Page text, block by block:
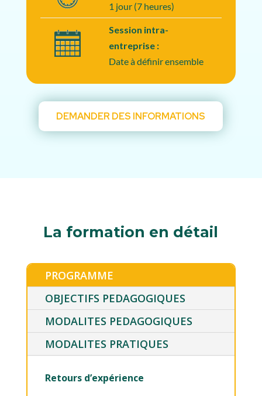
1 jour (7 heures)
Session intra-
entreprise :
Date à définir ensemble
DEMANDER DES INFORMATIONS
La formation en détail
PROGRAMME
OBJECTIFS PEDAGOGIQUES
MODALITES PEDAGOGIQUES
MODALITES PRATIQUES
Retours d’expérience